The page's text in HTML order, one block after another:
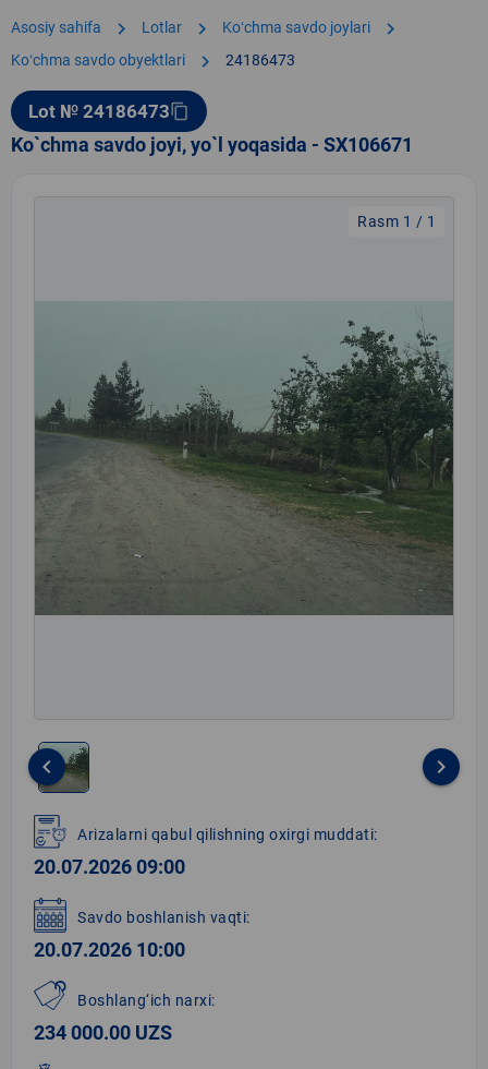
Asosiy sahifa chevron_right Lotlar chevron_right Koʻchma savdo joylari chevron_right
Koʻchma savdo obyektlari chevron_right 24186473
Lot № 24186473content_copy
Ko`chma savdo joyi, yo`l yoqasida - SX106671
Rasm 1 / 1
1
of
1
keyboard_arrow_left keyboard_arrow_right
Arizalarni qabul qilishning oxirgi muddati:
20.07.2026 09:00
Savdo boshlanish vaqti:
20.07.2026 10:00
Boshlang‘ich narxi:
234 000.00 UZS